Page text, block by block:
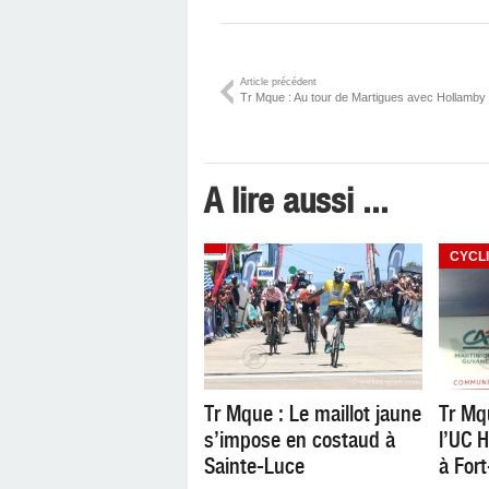
Article précédent
Tr Mque : Au tour de Martigues avec Hollamby
A lire aussi ...
Tr Mque : Le maillot jaune
s’impose en costaud à
Sainte-Luce
Tr
l’UC
à